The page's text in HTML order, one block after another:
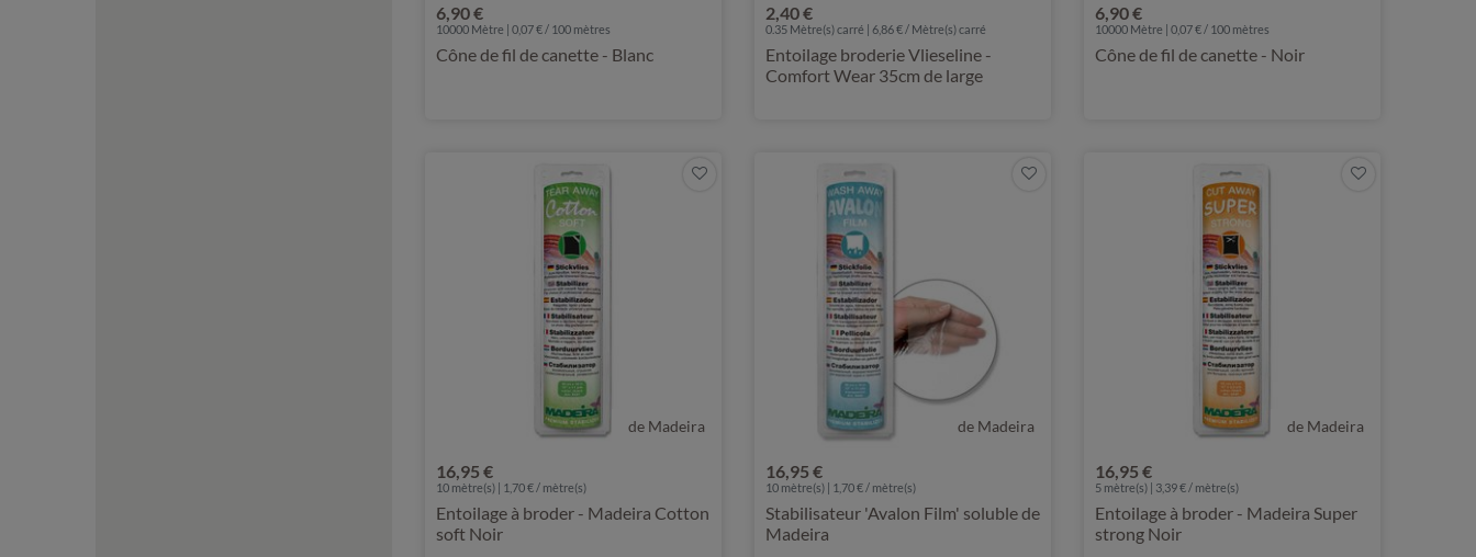
6,90 €
10000 Mètre | 0,07 € / 100 mètres
Cône de fil de canette - Blanc
2,40 €
0.35 Mètre(s) carré | 6,86 € / Mètre(s) carré
Entoilage broderie Vlieseline -
Comfort Wear 35cm de large
6,90 €
10000 Mètre | 0,07 € / 100 mètres
Cône de fil de canette - Noir
de Madeira
16,95 €
10 mètre(s) | 1,70 € / mètre(s)
Entoilage à broder - Madeira Cotton
soft Noir
de Madeira
16,95 €
10mètre(s) | 1,70 € / mètre(s)
Stabilisateur 'Avalon Film' soluble de
Madeira
de Madeira
16,95 €
5mètre(s) | 3,39 € / mètre(s)
Entoilage à broder - Madeira Super
strong Noir